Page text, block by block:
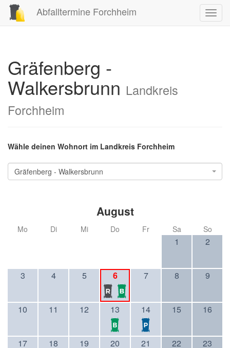
Abfalltermine Forchheim
Gräfenberg -
Walkersbrunn Landkreis
Forchheim
Wähle deinen Wohnort im Landkreis Forchheim
Gräfenberg - Walkersbrunn
August
Mo Di Mi Do Fr Sa So
1 2
3 4 5 6 7 8 9
10 11 12 13 14 15 16
17 18 19 20 21 22 23